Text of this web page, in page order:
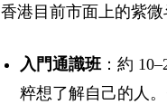
香港目前市面上的紫
入門通識班 ：約
粹想了解自己的人。